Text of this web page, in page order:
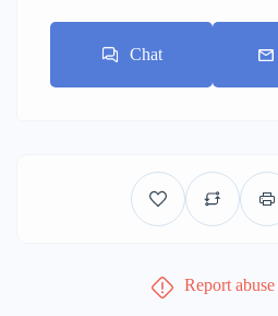
Chat
Report abuse